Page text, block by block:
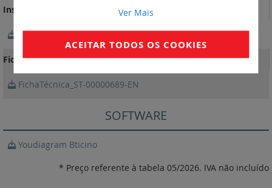
Instruções de instalação e documentos relacionados
NotíciaTécnica_LE11147AA
Fichas Técnicas
FichaTécnica_ST-00000689-EN
SOFTWARE
Youdiagram Bticino
* Preço referente à tabela 05/2026. IVA não incluído
Ver Mais
ACEITAR TODOS OS COOKIES